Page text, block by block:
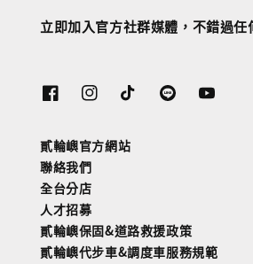
立即加入官方社群媒體，不錯過任
貳輪嶼官方網站
聯絡我們
全台分店
人才招募
貳輪嶼保固&道路救援政策
貳輪嶼代步車&調度車服務規範